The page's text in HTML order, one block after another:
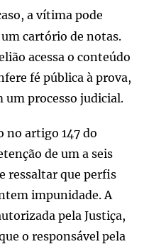
a vítima pode
cartório de notas.
acessa o conteúdo
fé pública à prova,
processo judicial.
no artigo 147 do
de um a seis
ressaltar que perfis
impunidade. A
pela Justiça,
o responsável pela